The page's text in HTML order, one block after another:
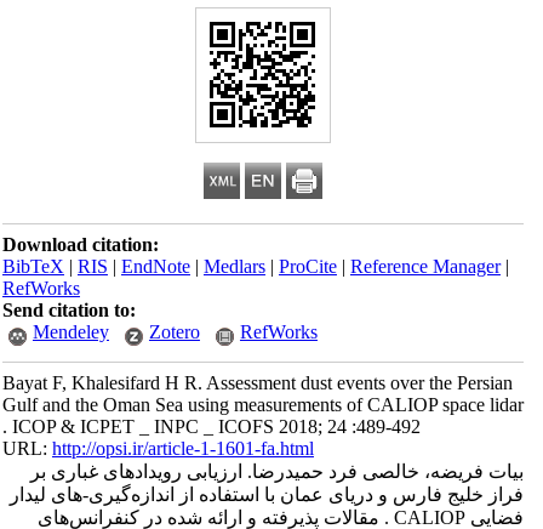
Download citation:
BibTeX|RIS|EndNote|Medlars|ProCite|Reference Manager
RefWorks
Send citation to:
Mendeley
Zotero RefWorks
Bayat F, Khalesifard H R. Assessment dust events over the Persian
Gulf and the Oman Sea using measurements of CALIOP space lidar
. ICOP & ICPET _ INPC _ ICOFS 2018; 24 :489-492
URL:http://opsi.ir/article-1-1601-fa.html
بیات فریضه، خالصی فرد حمیدرضا. ارزیابی رویدادهای غباری بر
فراز خلیج فارس و دریای عمان با استفاده از اندازه‌گیری-های لیدار
فضایی CALIOP . مقالات پذیرفته و ارائه شده در کنفرانس‌های